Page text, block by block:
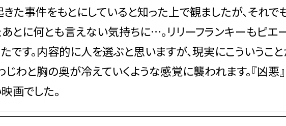
た事件をもとにしていると知った上で観ましたが、それで
とに何とも言えない気持ちに…。リリーフランキーもピエ
です。内容的に人を選ぶと思いますが、現実にこういうこ
じわと胸の奥が冷えていくような感覚に襲われます。『凶悪
画でした。